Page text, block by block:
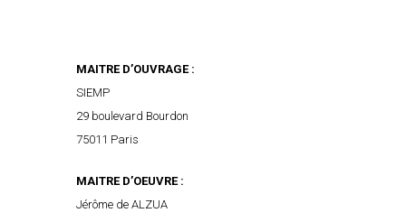
MAITRE D’OUVRAGE :
SIEMP
29 boulevard Bourdon
75011 Paris
MAITRE D’OEUVRE :
Jérôme de ALZUA